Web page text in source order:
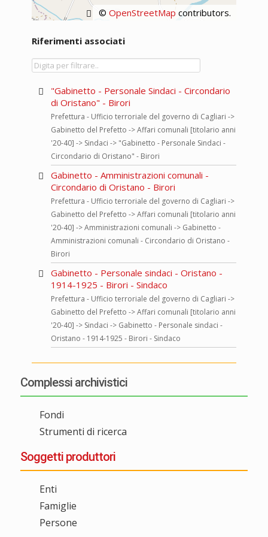
© OpenStreetMap contributors.
Riferimenti associati
"Gabinetto - Personale Sindaci - Circondario
di Oristano" - Birori
Prefettura - Ufficio terroriale del governo di Cagliari ->
Gabinetto del Prefetto -> Affari comunali [titolario anni
'20-40] -> Sindaci -> "Gabinetto - Personale Sindaci -
Circondario di Oristano" - Birori
Gabinetto - Amministrazioni comunali -
Circondario di Oristano - Birori
Prefettura - Ufficio terroriale del governo di Cagliari ->
Gabinetto del Prefetto -> Affari comunali [titolario anni
'20-40] -> Amministrazioni comunali -> Gabinetto -
Amministrazioni comunali - Circondario di Oristano -
Birori
Gabinetto - Personale sindaci - Oristano -
1914-1925 - Birori - Sindaco
Prefettura - Ufficio terroriale del governo di Cagliari ->
Gabinetto del Prefetto -> Affari comunali [titolario anni
'20-40] -> Sindaci -> Gabinetto - Personale sindaci -
Oristano - 1914-1925 - Birori - Sindaco
Complessi archivistici
Fondi
Strumenti di ricerca
Soggetti produttori
Enti
Famiglie
Persone